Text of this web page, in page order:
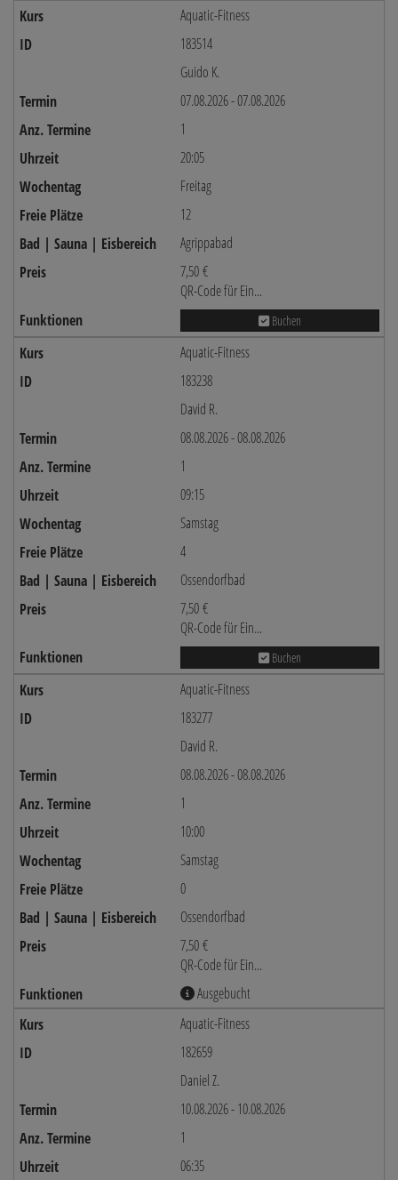
Aquatic-Fitness
183514
Guido K.
07.08.2026 - 07.08.2026
1
20:05
Freitag
12
Agrippabad
7,50 €
QR-Code für Ein...
Buchen
Aquatic-Fitness
183238
David R.
08.08.2026 - 08.08.2026
1
09:15
Samstag
4
Ossendorfbad
7,50 €
QR-Code für Ein...
Buchen
Aquatic-Fitness
183277
David R.
08.08.2026 - 08.08.2026
1
10:00
Samstag
0
Ossendorfbad
7,50 €
QR-Code für Ein...
Ausgebucht
Aquatic-Fitness
182659
Daniel Z.
10.08.2026 - 10.08.2026
1
06:35